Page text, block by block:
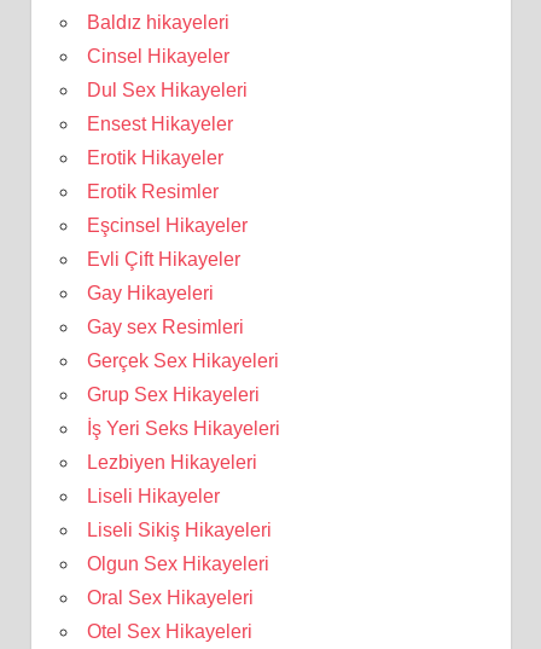
Baldız hikayeleri
Cinsel Hikayeler
Dul Sex Hikayeleri
Ensest Hikayeler
Erotik Hikayeler
Erotik Resimler
Eşcinsel Hikayeler
Evli Çift Hikayeler
Gay Hikayeleri
Gay sex Resimleri
Gerçek Sex Hikayeleri
Grup Sex Hikayeleri
İş Yeri Seks Hikayeleri
Lezbiyen Hikayeleri
Liseli Hikayeler
Liseli Sikiş Hikayeleri
Olgun Sex Hikayeleri
Oral Sex Hikayeleri
Otel Sex Hikayeleri